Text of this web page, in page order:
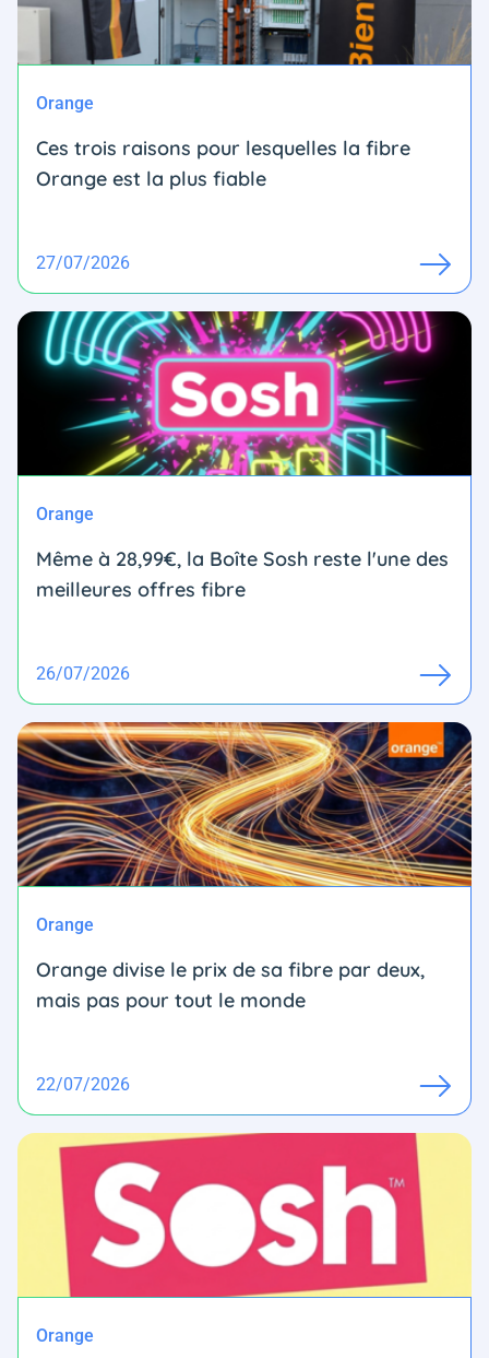
Orange
Ces trois raisons pour lesquelles la fibre
Orange est la plus fiable
27/07/2026
Orange
Même à 28,99€, la Boîte Sosh reste l'une des
meilleures offres fibre
26/07/2026
Orange
Orange divise le prix de sa fibre par deux,
mais pas pour tout le monde
22/07/2026
Orange